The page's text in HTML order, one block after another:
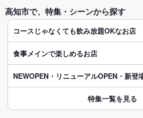
高知市で、特集・シーンから探す
コースじゃなくても飲み放題OKなお店
食事メインで楽しめるお店
NEWOPEN・リニューアルOPEN・新登
特集一覧を見る